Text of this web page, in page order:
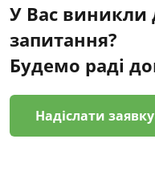
У Вас виникли
запитання?
Будемо раді
Надіслати заявку